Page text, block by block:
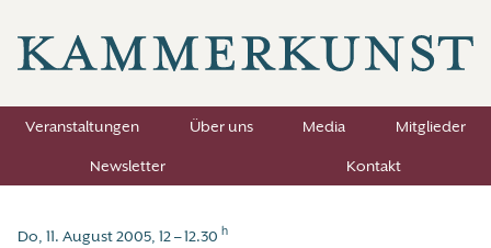
Veranstaltungen Über uns Media
Mitglieder
Newsletter
Kontakt
Do, 11. August 2005, 12 – 12.30 h